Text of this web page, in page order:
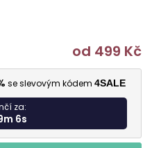
od 499 Kč
se slevovým kódem 4SALE
za:
6s